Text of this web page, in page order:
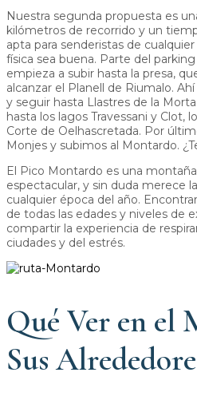
Nuestra segunda propuesta es
kilómetros de recorrido y un
apta para senderistas de
física sea buena. Parte del
empieza a subir hasta la presa,
alcanzar el Planell de Riumalo.
y seguir hasta Llastres de la
hasta los lagos Travessani y Clot,
Corte de Oelhascretada. Por
Monjes y subimos al Montardo.
El Pico Montardo es una
espectacular, y sin duda merece
cualquier época del año.
de todas las edades y niveles de
compartir la experiencia de
ciudades y del estrés.
Qué Ver en el
Sus